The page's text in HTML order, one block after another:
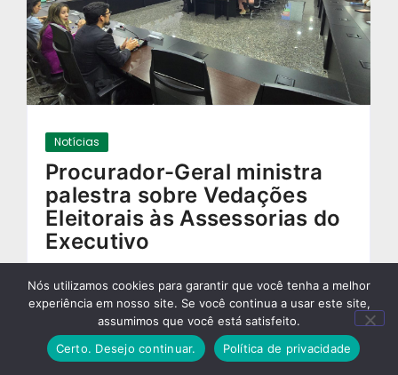
Notícias
Procurador-Geral ministra
palestra sobre Vedações
Eleitorais às Assessorias do
Executivo
Nós utilizamos cookies para garantir que você tenha a melhor
experiência em nosso site. Se você continua a usar este site,
assumimos que você está satisfeito.
Certo. Desejo continuar.
Política de privacidade